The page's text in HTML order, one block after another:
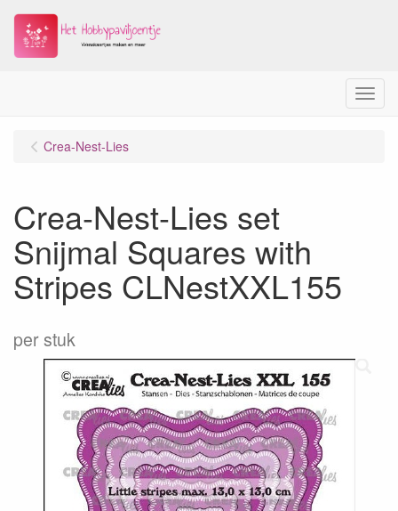
Menu
Crea-Nest-Lies
Crea-Nest-Lies set
Snijmal Squares with
Stripes CLNestXXL155
per stuk